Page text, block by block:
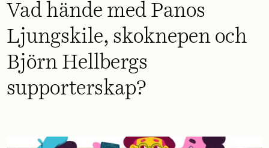
Vad hände med Panos
Ljungskile, skoknepen och
Björn Hellbergs
supporterskap?